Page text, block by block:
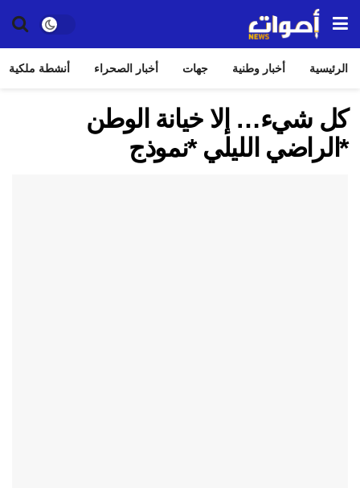
الرئيسية أخبار وطنية جهات أخبار الصحراء أنشطة ملكية
كل شيء… إلا خيانة الوطن
*الراضي الليلي *نموذج